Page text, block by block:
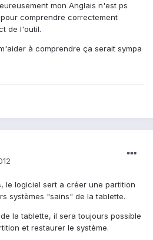
mon Anglais n'est ps
comprendre correctement
de l'outil.
à comprendre ça serait sympa
le logiciel sert a créer une partition
systèmes "sains" de la tablette.
la tablette, il sera toujours possible
et restaurer le système.